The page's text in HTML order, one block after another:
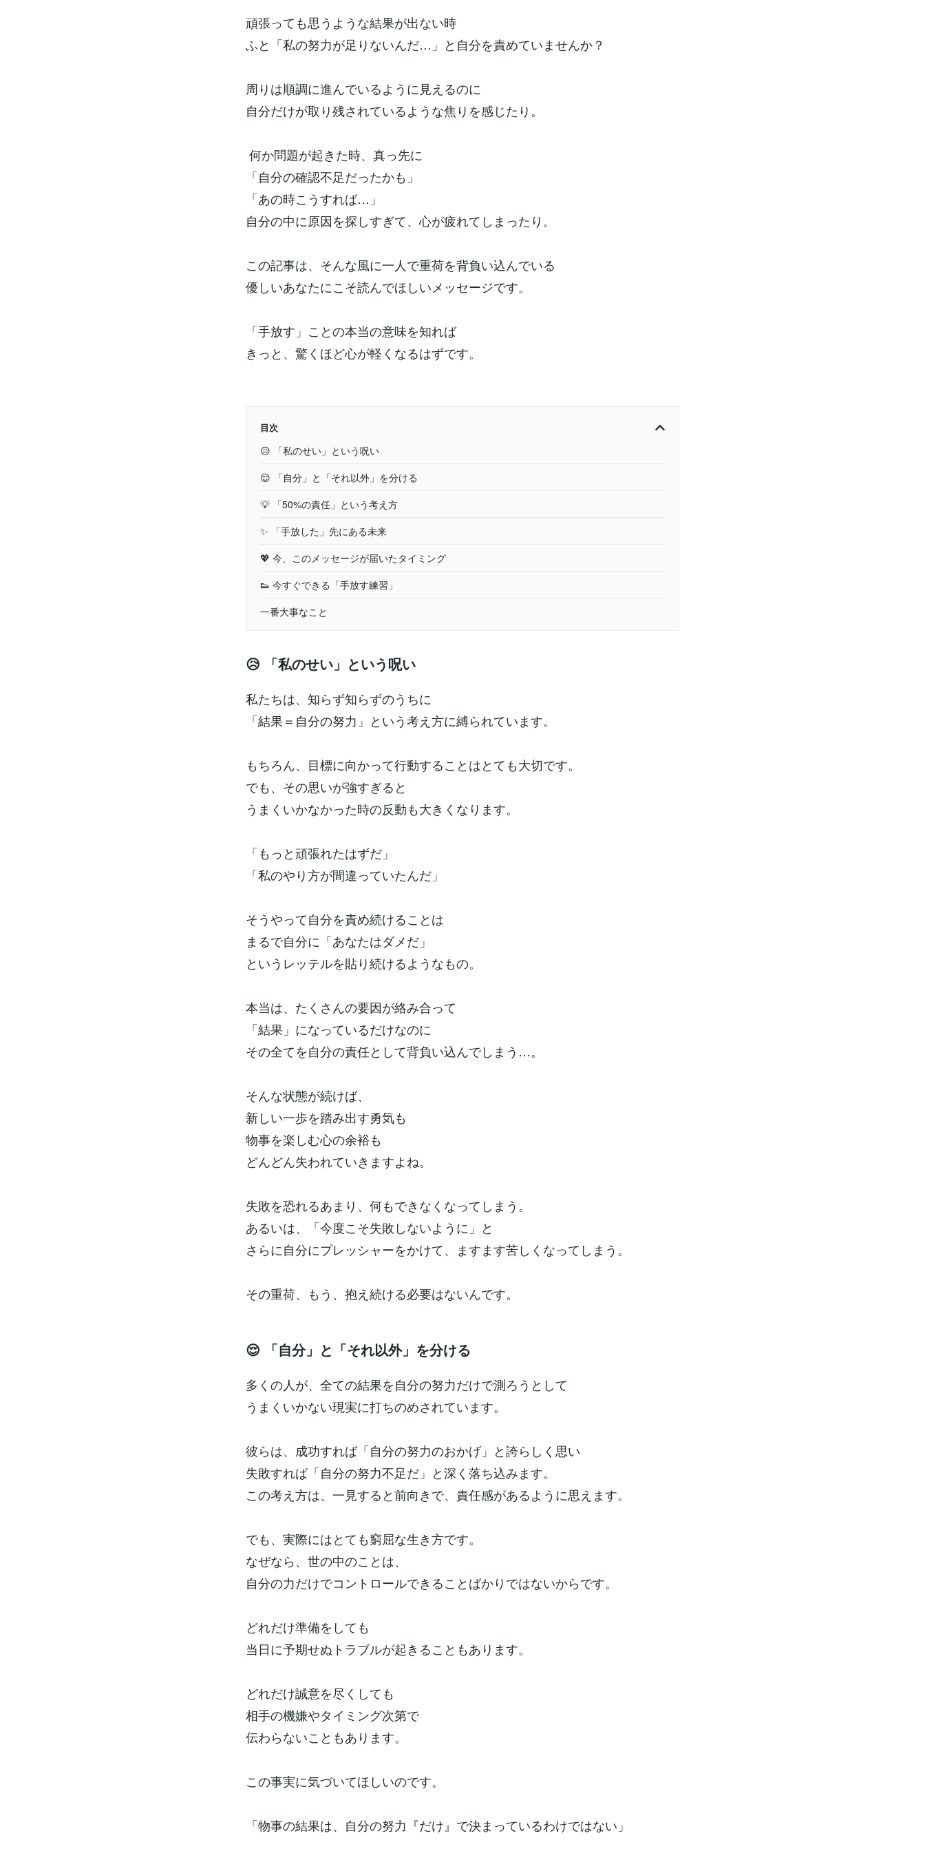
頑張っても思うような結果が出ない時
ふと「私の努力が足りないんだ…」と自分を責めていませんか？
周りは順調に進んでいるように見えるのに
自分だけが取り残されているような焦りを感じたり。
何か問題が起きた時、真っ先に
「自分の確認不足だったかも」
「あの時こうすれば…」
自分の中に原因を探しすぎて、心が疲れてしまったり。
この記事は、そんな風に一人で重荷を背負い込んでいる
優しいあなたにこそ読んでほしいメッセージです。
「手放す」ことの本当の意味を知れば
きっと、驚くほど心が軽くなるはずです。
目次
😥 「私のせい」という呪い
😌 「自分」と「それ以外」を分ける
💡 「50%の責任」という考え方
✨ 「手放した」先にある未来
💖 今、このメッセージが届いたタイミング
👟 今すぐできる「手放す練習」
一番大事なこと
😥 「私のせい」という呪い
私たちは、知らず知らずのうちに
「結果＝自分の努力」という考え方に縛られています。
もちろん、目標に向かって行動することはとても大切です。
でも、その思いが強すぎると
うまくいかなかった時の反動も大きくなります。
「もっと頑張れたはずだ」
「私のやり方が間違っていたんだ」
そうやって自分を責め続けることは
まるで自分に「あなたはダメだ」
というレッテルを貼り続けるようなもの。
本当は、たくさんの要因が絡み合って
「結果」になっているだけなのに
その全てを自分の責任として背負い込んでしまう…。
そんな状態が続けば、
新しい一歩を踏み出す勇気も
物事を楽しむ心の余裕も
どんどん失われていきますよね。
失敗を恐れるあまり、何もできなくなってしまう。
あるいは、「今度こそ失敗しないように」と
さらに自分にプレッシャーをかけて、ますます苦しくなってしまう。
その重荷、もう、抱え続ける必要はないんです。
😌 「自分」と「それ以外」を分ける
多くの人が、全ての結果を自分の努力だけで測ろうとして
うまくいかない現実に打ちのめされています。
彼らは、成功すれば「自分の努力のおかげ」と誇らしく思い
失敗すれば「自分の努力不足だ」と深く落ち込みます。
この考え方は、一見すると前向きで、責任感があるように思えます。
でも、実際にはとても窮屈な生き方です。
なぜなら、世の中のことは、
自分の力だけでコントロールできることばかりではないからです。
どれだけ準備をしても
当日に予期せぬトラブルが起きることもあります。
どれだけ誠意を尽くしても
相手の機嫌やタイミング次第で
伝わらないこともあります。
この事実に気づいてほしいのです。
「物事の結果は、自分の努力『だけ』で決まっているわけではない」